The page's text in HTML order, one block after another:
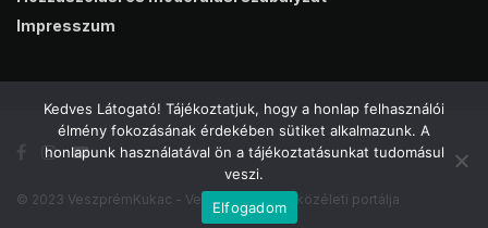
Impresszum
© 2023 VeszprémKukac - Veszprém online közéleti portálja
Kedves Látogató! Tájékoztatjuk, hogy a honlap felhasználói
élmény fokozásának érdekében sütiket alkalmazunk. A
honlapunk használatával ön a tájékoztatásunkat tudomásul
veszi.
Elfogadom